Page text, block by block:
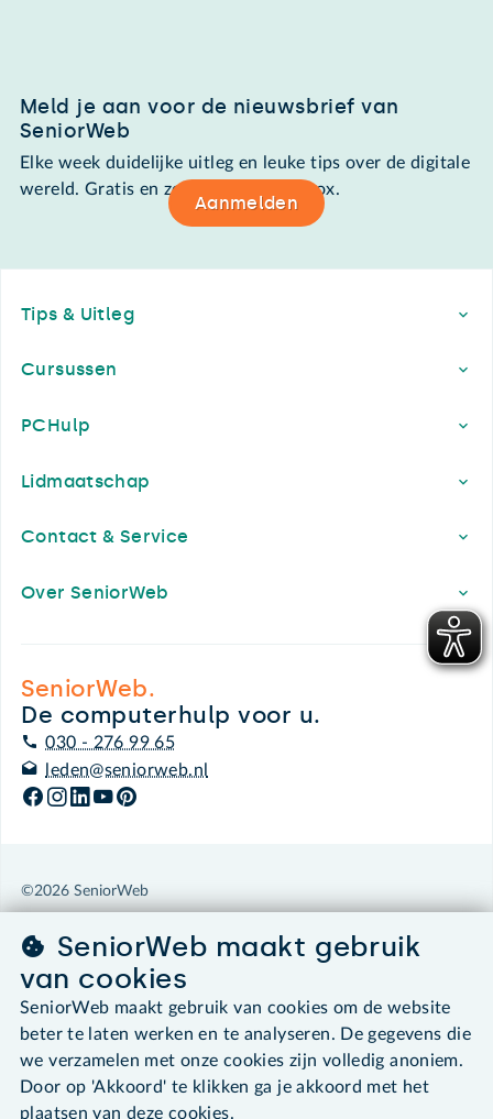
Meld je aan voor de nieuwsbrief van
SeniorWeb
Elke week duidelijke uitleg en leuke tips over de digitale
wereld. Gratis en zomaar in de mailbox.
Aanmelden
Tips & Uitleg
Cursussen
PCHulp
Lidmaatschap
Contact & Service
Over SeniorWeb
SeniorWeb.
De computerhulp voor u.
030 - 276 99 65
leden@seniorweb.nl
©2026 SeniorWeb
Algemene voorwaarden
Cookies en cookie-instellingen
Disclaimer
Privacybeleid
About SeniorWeb
SeniorWeb maakt gebruik
van cookies
SeniorWeb maakt gebruik van cookies om de website
beter te laten werken en te analyseren. De gegevens die
we verzamelen met onze cookies zijn volledig anoniem.
Door op 'Akkoord' te klikken ga je akkoord met het
plaatsen van deze cookies.